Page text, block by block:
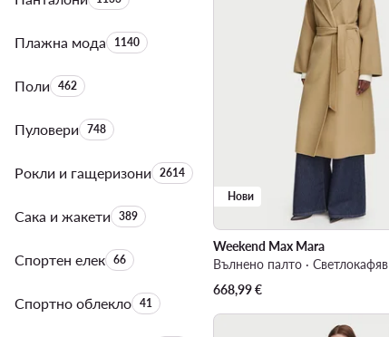
Плажна модаБрой на продуктите:
1140
ПолиБрой на продуктите:
462
ПуловериБрой на продуктите:
748
Рокли и гащеризониБрой на продуктите:
2614
Сака и жакетиБрой на продуктите:
389
Спортен елекБрой на продуктите:
66
Спортно облеклоБрой на продуктите:
41
Нови
Weekend Max Mara
Вълнено палто · Светлокафяв
668,99€